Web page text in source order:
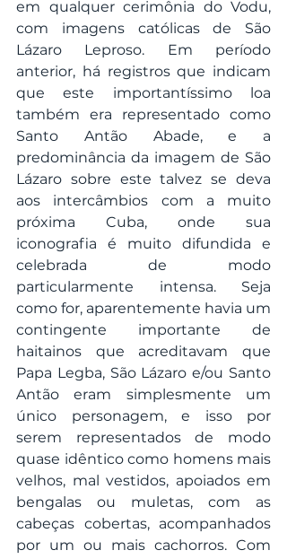
em qualquer cerimônia do Vodu,
com imagens católicas de São
Lázaro Leproso. Em período
anterior, há registros que indicam
que este importantíssimo loa
também era representado como
Santo Antão Abade, e a
predominância da imagem de São
Lázaro sobre este talvez se deva
aos intercâmbios com a muito
próxima Cuba, onde sua
iconografia é muito difundida e
celebrada de modo
particularmente intensa. Seja
como for, aparentemente havia um
contingente importante de
haitainos que acreditavam que
Papa Legba, São Lázaro e/ou Santo
Antão eram simplesmente um
único personagem, e isso por
serem representados de modo
quase idêntico como homens mais
velhos, mal vestidos, apoiados em
bengalas ou muletas, com as
cabeças cobertas, acompanhados
por um ou mais cachorros. Com